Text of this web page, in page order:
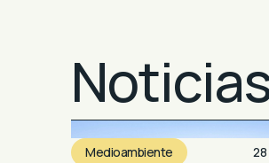
Medioambiente